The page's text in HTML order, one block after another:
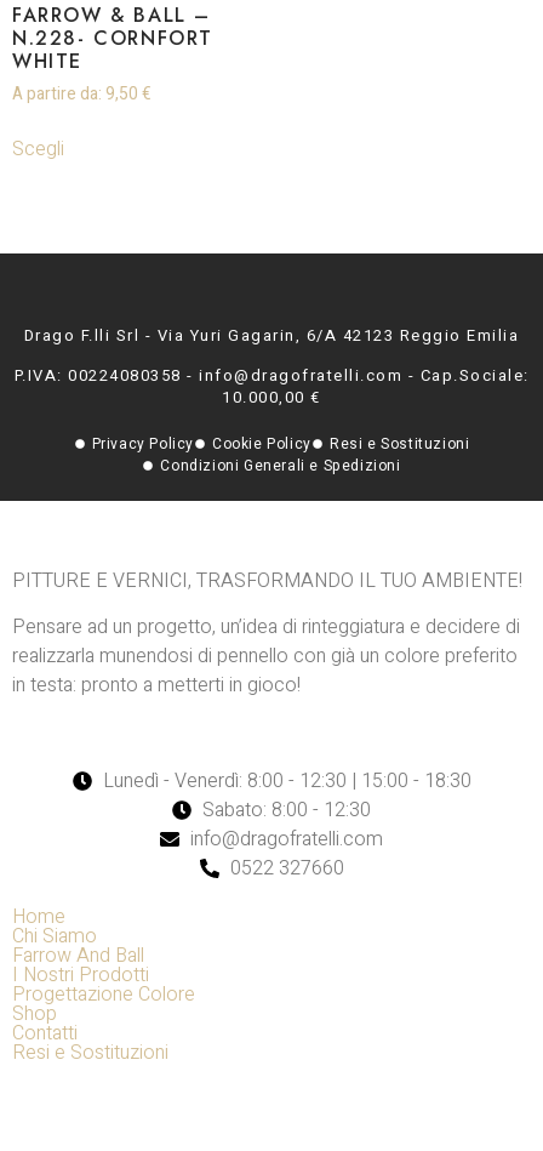
FARROW & BALL –
N.228- CORNFORT
WHITE
A partire da: 9,50 €
Scegli
Drago F.lli Srl - Via Yuri Gagarin, 6/A 42123 Reggio Emilia
P.IVA: 00224080358 - info@dragofratelli.com - Cap.Sociale:
10.000,00 €
Privacy Policy Cookie Policy
Resi e Sostituzioni
Condizioni Generali e Spedizioni
PITTURE E VERNICI, TRASFORMANDO IL TUO AMBIENTE!
Pensare ad un progetto, un’idea di rinteggiatura e decidere di
realizzarla munendosi di pennello con già un colore preferito
in testa: pronto a metterti in gioco!
Lunedì - Venerdì: 8:00 - 12:30 | 15:00 - 18:30
Sabato: 8:00 - 12:30
info@dragofratelli.com
0522 327660
Home
Chi Siamo
Farrow And Ball
I Nostri Prodotti
Progettazione Colore
Shop
Contatti
Resi e Sostituzioni